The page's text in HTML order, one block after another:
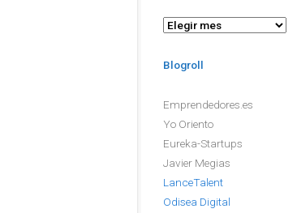
Archivo
Blogroll
Emprendedores.es
Yo Oriento
Eureka-Startups
Javier Megias
LanceTalent
Odisea Digital